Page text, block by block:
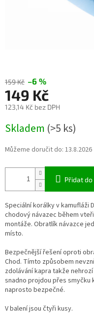
159 Kč –6 %
149 Kč
123,14 Kč bez DPH
cena:
Skladem (>5 ks)
Můžeme doručit do: 13.8.2026
Přidat do
Speciální korálky v kamufláži
chodový návazec během
montáže. Obratlík návazce
místo.
Bezpečnější řešení oproti
Chod. Tímto způsobem
zdolávání kapra takže
snadno projdou přes smyčku
naprosto bezpečné.
V balení jsou čtyři kusy.